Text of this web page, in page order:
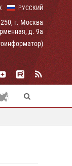
РУССКИЙ
г. Москва
д. 9а